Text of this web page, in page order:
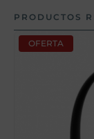
PRODUCTOS
OFERTA